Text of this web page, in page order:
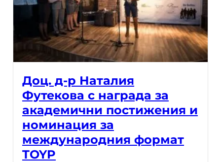
Доц. д-р Наталия
Футекова с награда за
академични постижения и
номинация за
международния формат
TOYP